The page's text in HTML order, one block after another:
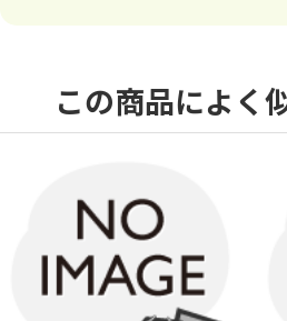
この商品によく